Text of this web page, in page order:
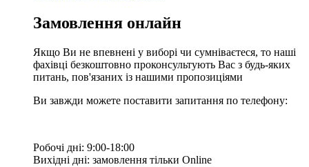
Замовлення онлайн
Якщо Ви не впевнені у виборі чи сумніваєтеся, то наші
фахівці безкоштовно проконсультують Вас з будь-яких
питань, пов'язаних із нашими пропозиціями
Ви завжди можете поставити запитання по телефону:
Робочі дні: 9:00-18:00
Вихідні дні: замовлення тільки Online